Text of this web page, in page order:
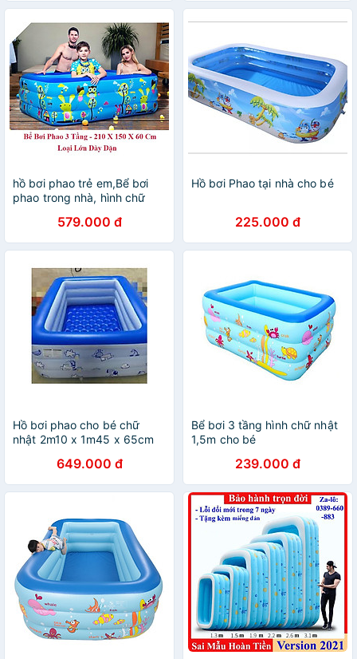
hồ bơi phao trẻ em,Bể bơi
phao trong nhà, hình chữ
579.000 đ
Hồ bơi Phao tại nhà cho bé
225.000 đ
Hồ bơi phao cho bé chữ
nhật 2m10 x 1m45 x 65cm
649.000 đ
Bể bơi 3 tầng hình chữ nhật
1,5m cho bé
239.000 đ